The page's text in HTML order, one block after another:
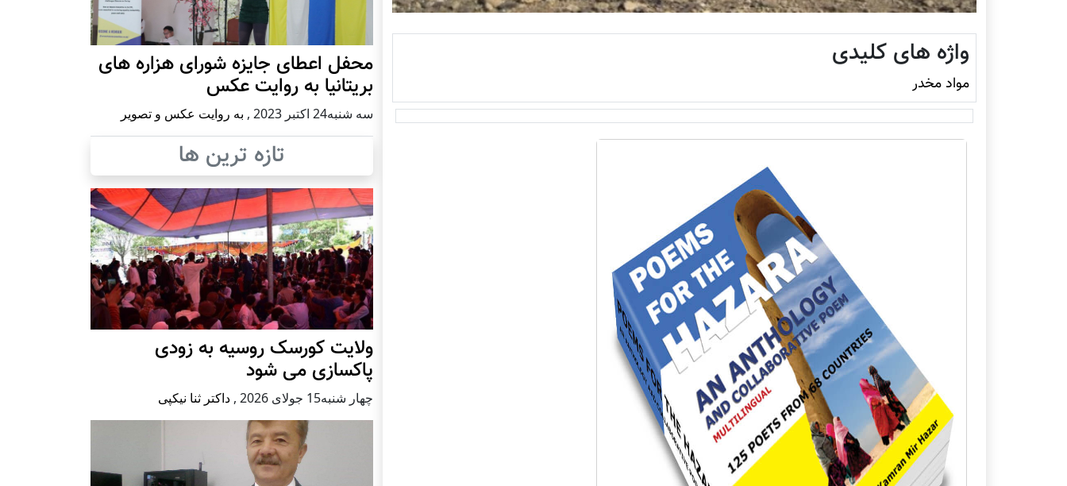
واژه های کلیدی
مواد مخدر
محفل اعطای جایزه شورای هزاره های
بریتانیا به روایت عکس
سه شنبه24 اكتبر 2023 , به روایت عکس و تصویر
تازه ترین ها
ولایت کورسک روسیه به زودی
پاکسازی می شود
چهار شنبه15 جولای 2026 , داکتر ثنا نیکپی